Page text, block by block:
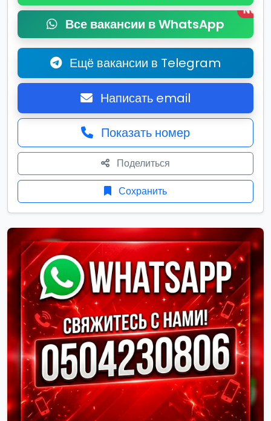
Все вакансии в WhatsApp
New
Ещё вакансии в Telegram
Написать email
Показать номер
Поделиться
Сохранить